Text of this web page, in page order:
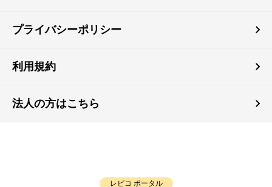
プライバシーポリシー
利用規約
法人の方はこちら
レビコ ポータル